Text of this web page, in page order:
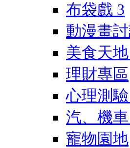
布袋戲 3
動漫畫
美食天地
理財專區
心理測驗
汽、機車
寵物園地